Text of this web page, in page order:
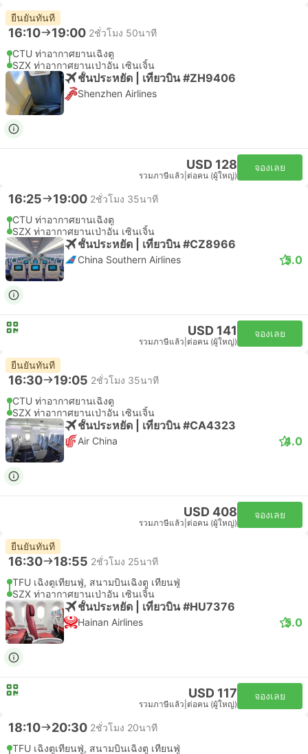
ยืนยันทันที
16:10 19:00 2ชั่วโมง 50นาที
CTU ท่าอากาศยานเฉิงตู
SZX ท่าอากาศยานเป่าอัน เซินเจิ้น
ชั้นประหยัด | เที่ยวบิน #ZH9406
Shenzhen Airlines
USD 128
รวมภาษีแล้ว ต่อคน (ผู้ใหญ่)
จองเลย
16:25 19:00 2ชั่วโมง 35นาที
CTU ท่าอากาศยานเฉิงตู
SZX ท่าอากาศยานเป่าอัน เซินเจิ้น
ชั้นประหยัด | เที่ยวบิน #CZ8966
China Southern Airlines 5.0
USD 141
รวมภาษีแล้ว ต่อคน (ผู้ใหญ่)
จองเลย
ยืนยันทันที
16:30 19:05 2ชั่วโมง 35นาที
CTU ท่าอากาศยานเฉิงตู
SZX ท่าอากาศยานเป่าอัน เซินเจิ้น
ชั้นประหยัด | เที่ยวบิน #CA4323
Air China 4.0
USD 408
รวมภาษีแล้ว ต่อคน (ผู้ใหญ่)
จองเลย
ยืนยันทันที
16:30 18:55 2ชั่วโมง 25นาที
TFU เฉิงตูเทียนฟู่, สนามบินเฉิงตู เทียนฟู่
SZX ท่าอากาศยานเป่าอัน เซินเจิ้น
ชั้นประหยัด | เที่ยวบิน #HU7376
Hainan Airlines 5.0
USD 117
รวมภาษีแล้ว ต่อคน (ผู้ใหญ่)
จองเลย
18:10 20:30 2ชั่วโมง 20นาที
TFU เฉิงตูเทียนฟู่, สนามบินเฉิงตู เทียนฟู่